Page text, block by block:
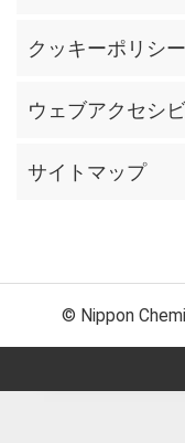
クッキーポリシー
ウェブアクセシ
サイトマップ
© Nippon